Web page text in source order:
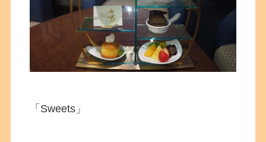
「Sweets」